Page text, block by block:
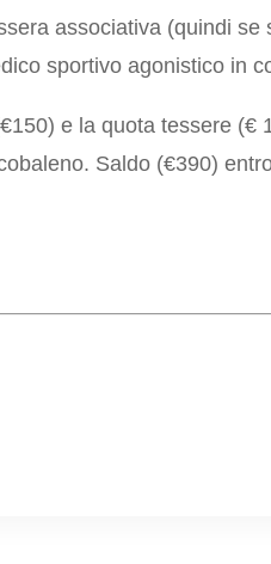
associativa (quindi se
sportivo agonistico in
e la quota tessere (€
Saldo (€390)